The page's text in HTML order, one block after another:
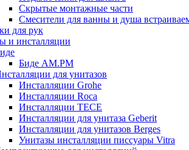
Скрытые монтажные части
Смесители для ванны и душа
для рук
и инсталляции
Биде AM.PM
для унитазов
Инсталляции Grohe
Инсталляции Roca
Инсталляции TECE
Инсталляции для унитаза Geberit
Инсталляции для унитазов Berges
Унитазы инсталляции писсуары Vitra